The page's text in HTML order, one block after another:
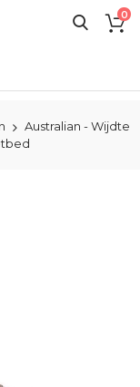
0
Australian - Wijdte